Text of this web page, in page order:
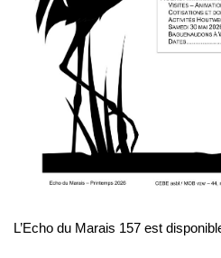
L’Echo du Marais 157 est